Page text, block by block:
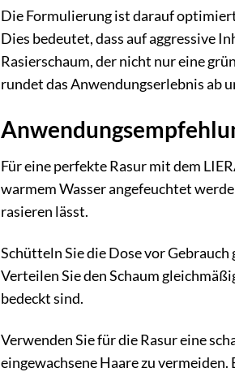
Die Formulierung ist darauf
Dies bedeutet, dass auf aggressive
Rasierschaum, der nicht nur eine
rundet das Anwendungserlebnis ab
Für eine perfekte Rasur mit dem
warmem Wasser angefeuchtet
rasieren lässt.
Schütteln Sie die Dose vor Gebrauch
Verteilen Sie den Schaum
bedeckt sind.
Verwenden Sie für die Rasur eine
eingewachsene Haare zu